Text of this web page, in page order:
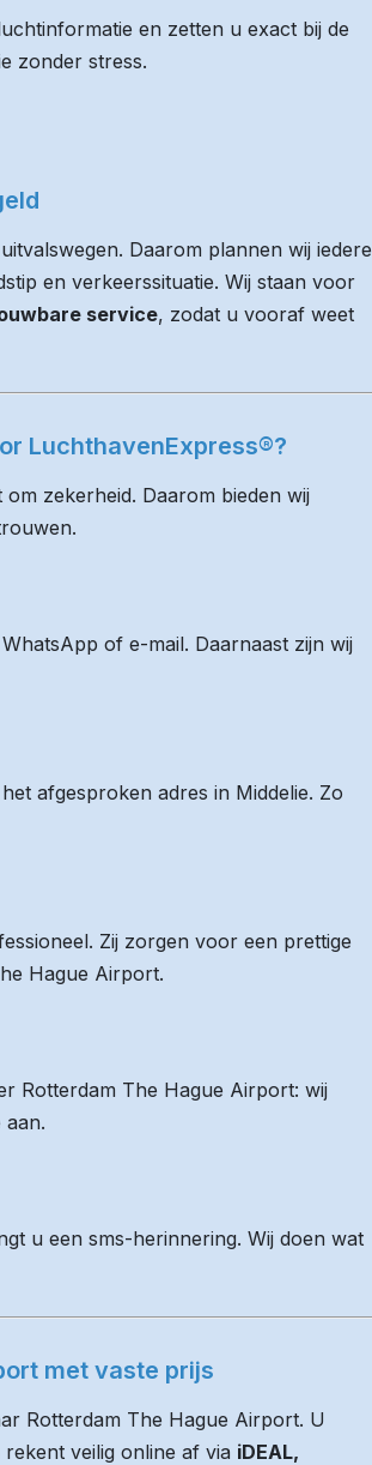
en zetten u exact bij de
zonder stress.
Daarom plannen wij iedere
en verkeerssituatie. Wij staan voor
service, zodat u vooraf weet
LuchthavenExpress®?
zekerheid. Daarom bieden wij
of e-mail. Daarnaast zijn wij
afgesproken adres in Middelie. Zo
Zij zorgen voor een prettige
Hague Airport.
Rotterdam The Hague Airport: wij
aan.
u een sms-herinnering. Wij doen wat
met vaste prijs
Rotterdam The Hague Airport. U
veilig online af via iDEAL,